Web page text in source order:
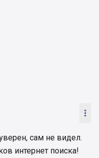

сам не видел.
интернет поиска!